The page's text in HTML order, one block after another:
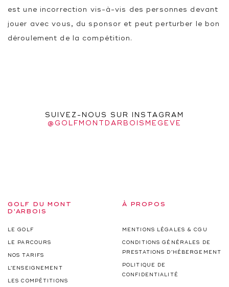
est une incorrection vis-à-vis des personnes devant
jouer avec vous, du sponsor et peut perturber le bon
déroulement de la compétition.
@GOLFMONTDARBOISMEGEVE
SUIVEZ-NOUS SUR INSTAGRAM
GOLF DU MONT
D'ARBOIS
LE GOLF
LE PARCOURS
NOS TARIFS
L’ENSEIGNEMENT
LES COMPÉTITIONS
À PROPOS
MENTIONS LÉGALES & CGU
CONDITIONS GÉNÉRALES DE
PRESTATIONS D’HÉBERGEMENT
POLITIQUE DE
CONFIDENTIALITÉ